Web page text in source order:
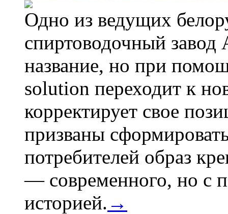
Одно из ведущих
спиртоводочный
название, но при
solution переходит к
корректирует свое
призваны
потребителей образ
— современного, но с
историей. →